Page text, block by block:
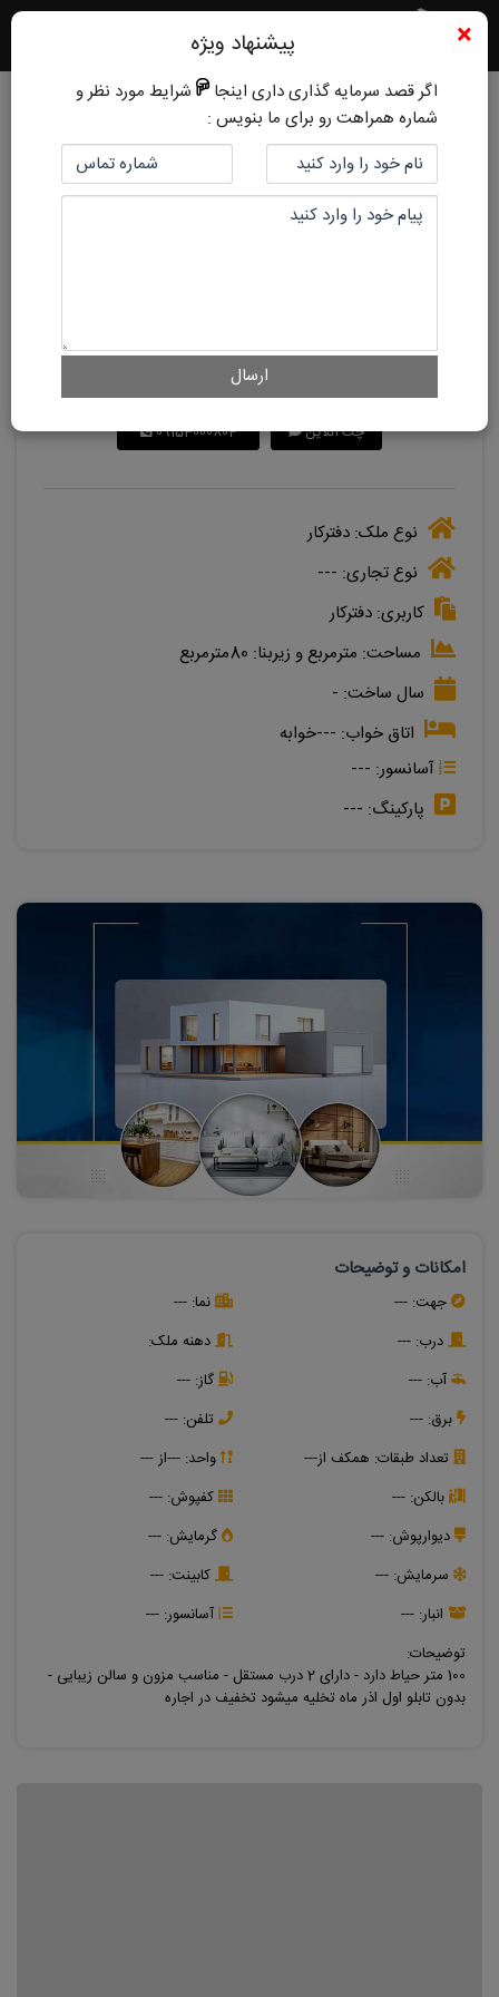
امکانات و توضیحات
جهت: --- نما: ---
درب: ---
دهنه ملک:
آب: --- گاز: ---
برق: --- تلفن: ---
تعداد طبقات: همکف از--- واحد: ---از ---
بالکن: --- کفپوش: ---
دیوارپوش: --- گرمایش: ---
سرمایش: --- کابینت: ---
انبار: --- آسانسور: ---
توضیحات:
100 متر حیاط دارد - دارای 2 درب مستقل - مناسب مزون و سالن زیبایی -
بدون تابلو اول اذر ماه تخلیه میشود تخفیف در اجاره
کد ملک: 2505 7 ماه پیش
فرهنگ
هم اکنون با کارشناسان ما در ارتباط باشید
چت آنلاین 09153000804
نوع ملک: دفترکار
نوع تجاری: ---
کاربری: دفترکار
مساحت: مترمربعو زیربنا: 80مترمربع
سال ساخت: -
اتاق خواب: ---خوابه
آسانسور: ---
پارکینگ: ---
× پیشنهاد ویژه
اگر قصد سرمایه گذاری داری اینجا
شرایط مورد نظر و
شماره همراهت رو برای ما بنویس :
ارسال